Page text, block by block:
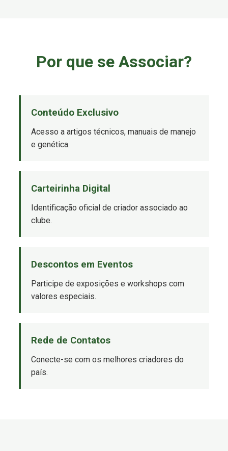
Por que se Associar?
Conteúdo Exclusivo
Acesso a artigos técnicos, manuais de manejo
e genética.
Carteirinha Digital
Identificação oficial de criador associado ao
clube.
Descontos em Eventos
Participe de exposições e workshops com
valores especiais.
Rede de Contatos
Conecte-se com os melhores criadores do
país.